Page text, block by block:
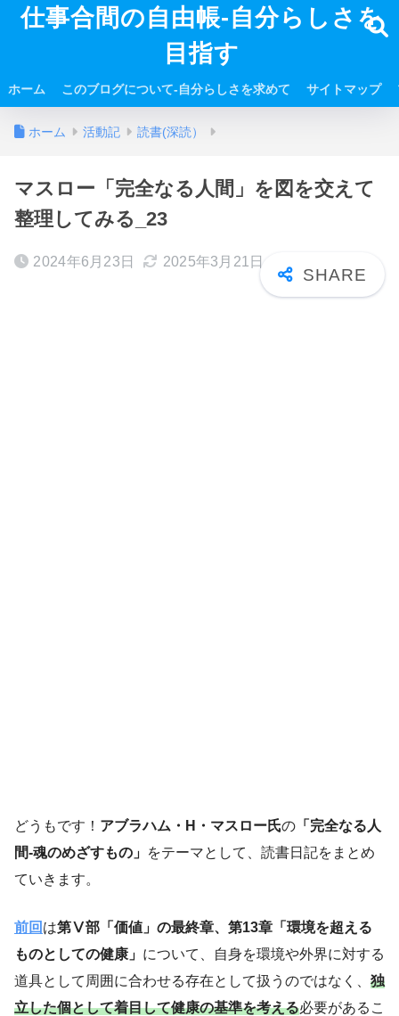
仕事合間の自由帳-自分らしさを
目指す
ホーム このブログについて-自分らしさを求めて サイトマップ
ホーム 活動記 読書(深読）
マスロー「完全なる人間」を図を交えて
整理してみる_23
2024年6月23日 2025年3月21日
どうもです！ アブラハム・H・マスロー氏の 「完全なる人
間-魂のめざすもの」 をテーマとして、読書日記をまとめ
ていきます。
前回 は第Ⅴ部「価値」 の最終章、 第13章「環境を超える
ものとしての健康」 について、自身を環境や外界に対する
道具として周囲に合わせる存在として扱うのではなく、 独
立した個として着目して健康の基準を考える必要があるこ